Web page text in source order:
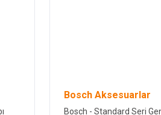
Bosch Aksesuarlar
Bosch - Standard Seri